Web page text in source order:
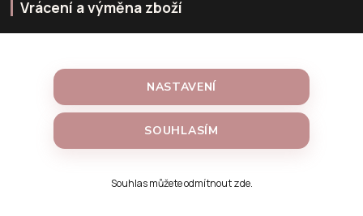
Vrácení a výměna zboží
Vrácení zboží
NASTAVENÍ
SOUHLASÍM
Souhlas můžete odmítnoutzde.